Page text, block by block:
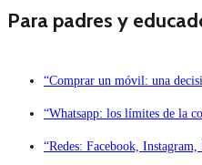
Para padres y
“Comprar un móvil: una
“Whatsapp: los límites de la
“Redes: Facebook,